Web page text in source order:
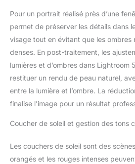
Pour un portrait réalisé près d’une
permet de préserver les détails dans
visage tout en évitant que les ombres
denses. En post-traitement, les
lumières et d’ombres dans Lightroom
restituer un rendu de peau naturel,
entre la lumière et l’ombre. La
finalise l’image pour un résultat
Coucher de soleil et gestion des tons
Les couchers de soleil sont des
orangés et les rouges intenses